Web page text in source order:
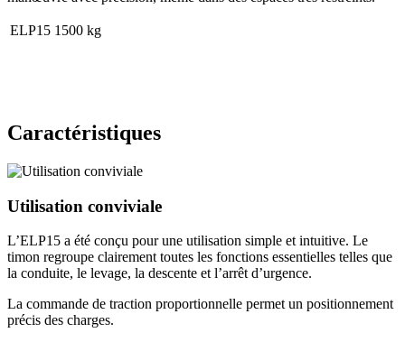
ELP15 1500 kg
Caractéristiques
Utilisation conviviale
L’ELP15 a été conçu pour une utilisation simple et intuitive. Le
timon regroupe clairement toutes les fonctions essentielles telles que
la conduite, le levage, la descente et l’arrêt d’urgence.
La commande de traction proportionnelle permet un positionnement
précis des charges.